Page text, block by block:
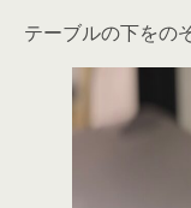
テーブルの下をの